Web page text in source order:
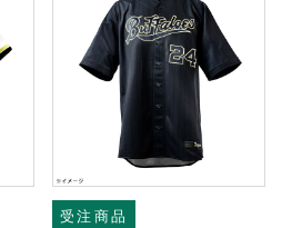
受注商品